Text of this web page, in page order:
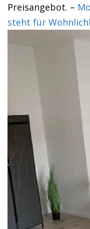
Preisangebot. –
steht für